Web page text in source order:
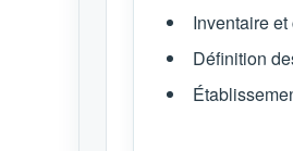
Inventaire
Définition